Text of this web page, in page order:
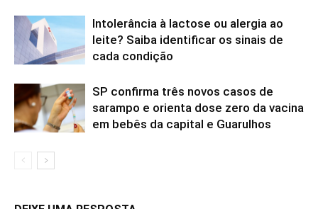
Intolerância à lactose ou alergia ao
leite? Saiba identificar os sinais de
cada condição
SP confirma três novos casos de
sarampo e orienta dose zero da vacina
em bebês da capital e Guarulhos